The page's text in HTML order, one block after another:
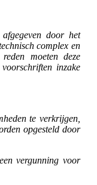
door het
complex en
moeten deze
inzake
te verkrijgen,
opgesteld door
vergunning voor